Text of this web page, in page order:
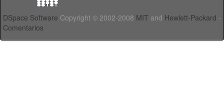
DSpace Software Copyright © 2002-2008 MIT and Hewlett-Packard -
Comentarios